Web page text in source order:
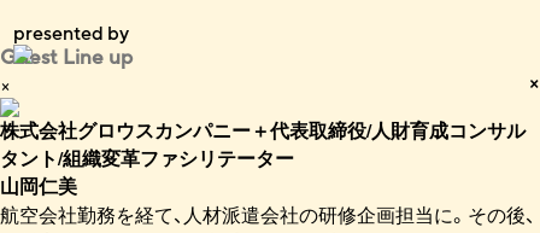
presented by
Guest Line up
× ×
株式会社グロウスカンパニー＋代表取締役/人財育成コンサル
タント/組織変革ファシリテーター
山岡仁美
航空会社勤務を経て、人材派遣会社の研修企画担当に。その後、